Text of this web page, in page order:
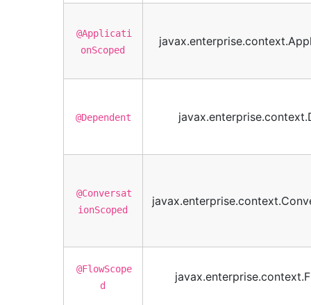
@Applicati
onScoped
@Dependent
@Conversat
ionScoped
@FlowScope
d